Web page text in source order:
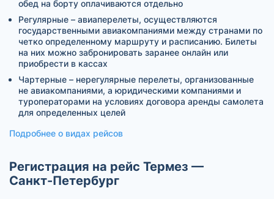
обед на борту оплачиваются отдельно
Регулярные – авиаперелеты, осуществляются
государственными авиакомпаниями между странами по
четко определенному маршруту и расписанию. Билеты
на них можно забронировать заранее онлайн или
приобрести в кассах
Чартерные – нерегулярные перелеты, организованные
не авиакомпаниями, а юридическими компаниями и
туроператорами на условиях договора аренды самолета
для определенных целей
Подробнее о видах рейсов
Регистрация на рейс Термез —
Санкт-Петербург